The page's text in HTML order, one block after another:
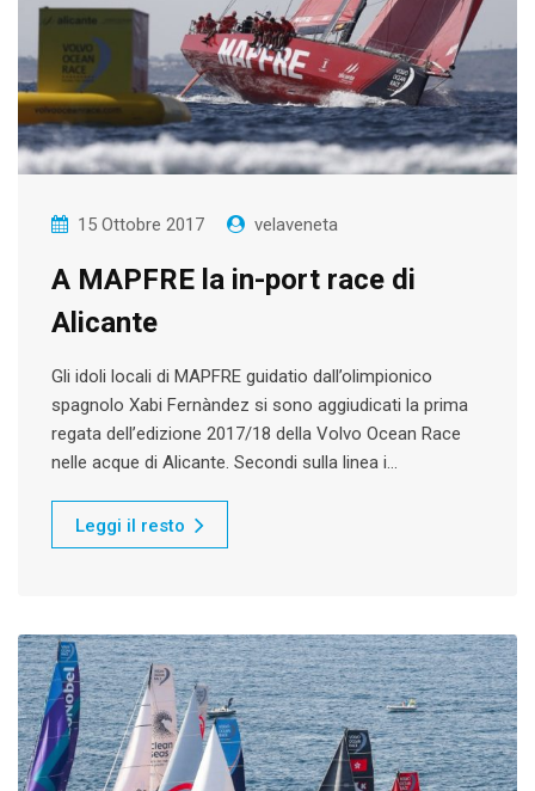
15 Ottobre 2017 velaveneta
A MAPFRE la in-port race di
Alicante
Gli idoli locali di MAPFRE guidatio dall’olimpionico
spagnolo Xabi Fernàndez si sono aggiudicati la prima
regata dell’edizione 2017/18 della Volvo Ocean Race
nelle acque di Alicante. Secondi sulla linea i…
Leggi il resto